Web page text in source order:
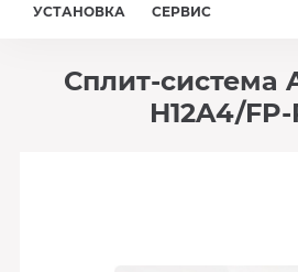
УСТАНОВКА СЕРВИС
Сплит-система
H12A4/FP-